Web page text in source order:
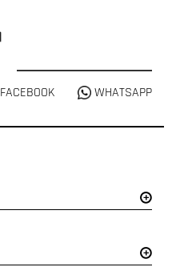
FACEBOOK WHATSAPP